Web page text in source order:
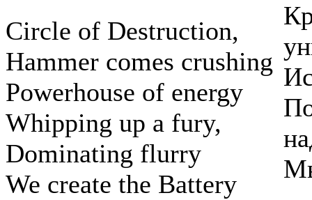
Circle of Destruction,
Hammer comes crushing
Powerhouse of energy
Whipping up a fury,
Dominating flurry
We create the Battery